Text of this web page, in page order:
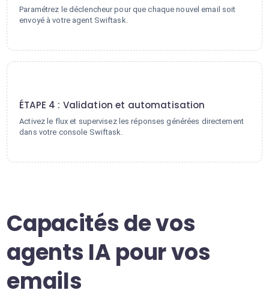
Paramétrez le déclencheur pour que chaque nouvel email soit
envoyé à votre agent Swiftask.
ÉTAPE 4 : Validation et automatisation
Activez le flux et supervisez les réponses générées directement
dans votre console Swiftask.
Capacités de vos
agents IA pour vos
emails